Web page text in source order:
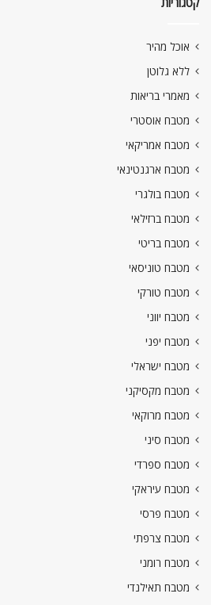
אוכל מהיר
ללא גלוטן
מאמרי בריאות
מטבח אוסטרי
מטבח אמריקאי
מטבח ארגנטינאי
מטבח בולגרי
מטבח ברזילאי
מטבח בריטי
מטבח טוניסאי
מטבח טורקי
מטבח יווני
מטבח יפני
מטבח ישראלי
מטבח מקסיקני
מטבח מרוקאי
מטבח סיני
מטבח ספרדי
מטבח עיראקי
מטבח פרסי
מטבח צרפתי
מטבח רומני
מטבח תאילנדי